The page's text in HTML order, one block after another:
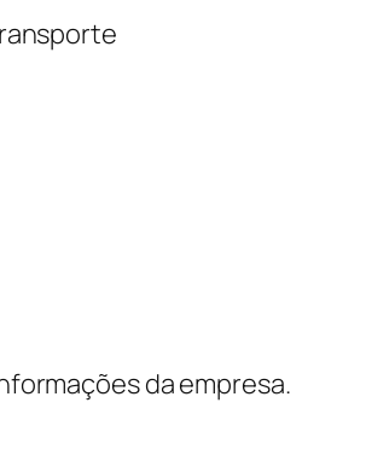
da empresa.